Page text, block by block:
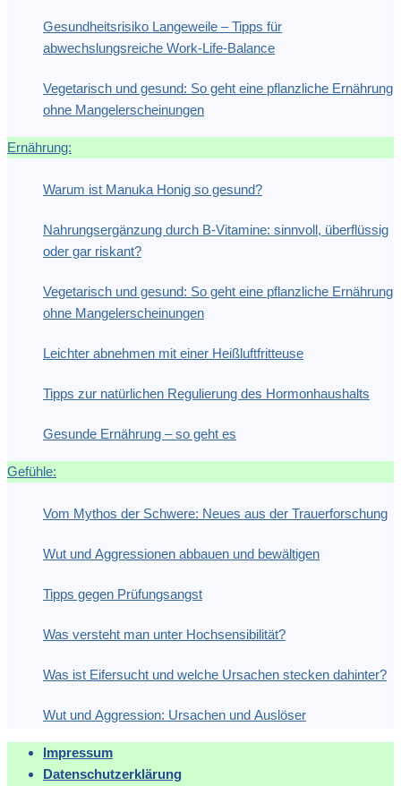
Gesundheitsrisiko Langeweile – Tipps für
abwechslungsreiche Work-Life-Balance
Vegetarisch und gesund: So geht eine pflanzliche Ernährung
ohne Mangelerscheinungen
Ernährung:
Warum ist Manuka Honig so gesund?
Nahrungsergänzung durch B-Vitamine: sinnvoll, überflüssig
oder gar riskant?
Vegetarisch und gesund: So geht eine pflanzliche Ernährung
ohne Mangelerscheinungen
Leichter abnehmen mit einer Heißluftfritteuse
Tipps zur natürlichen Regulierung des Hormonhaushalts
Gesunde Ernährung – so geht es
Gefühle:
Vom Mythos der Schwere: Neues aus der Trauerforschung
Wut und Aggressionen abbauen und bewältigen
Tipps gegen Prüfungsangst
Was versteht man unter Hochsensibilität?
Was ist Eifersucht und welche Ursachen stecken dahinter?
Wut und Aggression: Ursachen und Auslöser
Impressum
Datenschutzerklärung